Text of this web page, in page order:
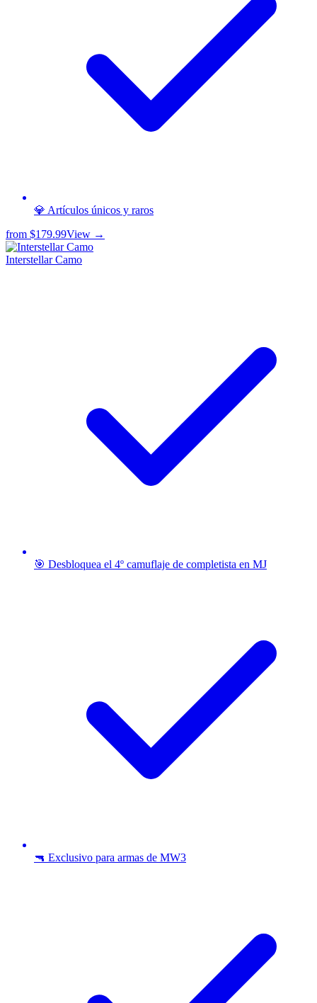
💎 Artículos únicos y raros
from $179.99View →
Interstellar Camo
🎯 Desbloquea el 4º camuflaje de completista en MJ
🔫 Exclusivo para armas de MW3